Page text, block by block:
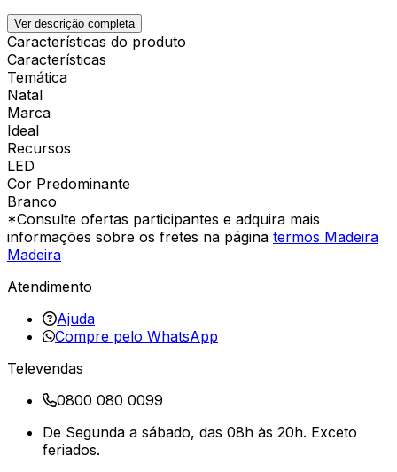
Ver descrição completa
Características do produto
Características
Temática
Natal
Marca
Ideal
Recursos
LED
Cor Predominante
Branco
*Consulte ofertas participantes e adquira mais
informações sobre os fretes na página termos Madeira
Madeira
Atendimento
Ajuda
Compre pelo WhatsApp
Televendas
0800 080 0099
De Segunda a sábado, das 08h às 20h. Exceto
feriados.